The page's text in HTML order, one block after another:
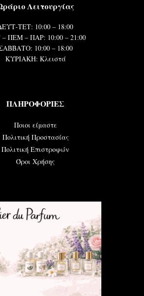
Λειτουργίας
ΤΕΤ: 10:00 – 18:00
– ΠΕΜ – ΠΑΡ: 10:00 – 21:00
10:00 – 18:00
ΚΥΡΙΑΚΗ: Κλειστά
ΠΛΗΡΟΦΟΡΙΕΣ
Ποιοι είμαστε
Πολιτική Προστασίας
Πολιτική Επιστροφών
Όροι Χρήσης